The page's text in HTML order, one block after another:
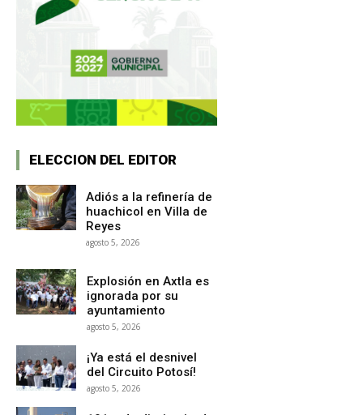
ELECCION DEL EDITOR
Adiós a la refinería de
huachicol en Villa de
Reyes
agosto 5, 2026
Explosión en Axtla es
ignorada por su
ayuntamiento
agosto 5, 2026
¡Ya está el desnivel
del Circuito Potosí!
agosto 5, 2026